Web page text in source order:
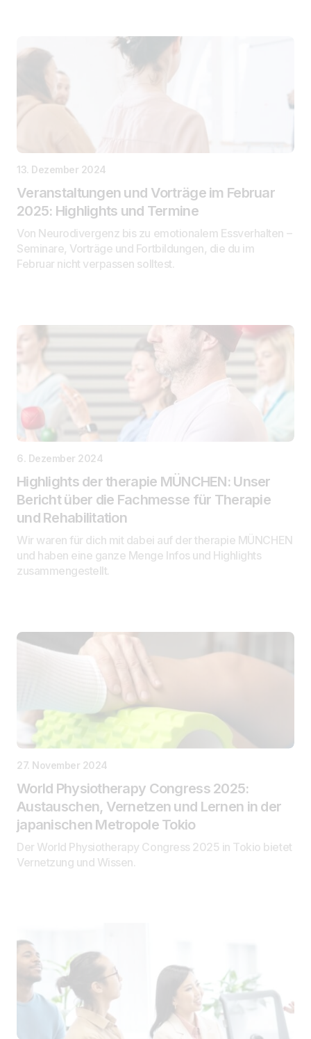
13. Dezember 2024
Veranstaltungen und Vorträge im Februar
2025: Highlights und Termine
Von Neurodivergenz bis zu emotionalem Essverhalten –
Seminare, Vorträge und Fortbildungen, die du im
Februar nicht verpassen solltest.
6. Dezember 2024
Highlights der therapie MÜNCHEN: Unser
Bericht über die Fachmesse für Therapie
und Rehabilitation
Wir waren für dich mit dabei auf der therapie MÜNCHEN
und haben eine ganze Menge Infos und Highlights
zusammengestellt.
27. November 2024
World Physiotherapy Congress 2025:
Austauschen, Vernetzen und Lernen in der
japanischen Metropole Tokio
Der World Physiotherapy Congress 2025 in Tokio bietet
Vernetzung und Wissen.